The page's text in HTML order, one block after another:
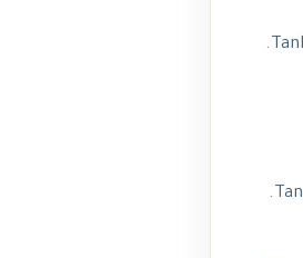
تتمثل ميزة فلاتر Power Plus في أنها مثالية أولئك الذين يريدون أنظمة ترشيح أكثر تعقيدًا. كما أنها أغلى من فلاتر Tank Power.
إذا كنت تبحث عن نظام فلتر يزيل مجموعة متنوعة من الشوائب والملوثات من المياه، فعليك التفكير في نظام Tank Power 1.